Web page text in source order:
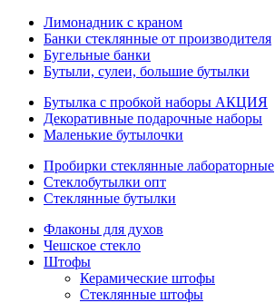
Лимонадник с краном
Банки стеклянные от производителя
Бугельные банки
Бутыли, сулеи, большие бутылки
Бутылка с пробкой наборы АКЦИЯ
Декоративные подарочные наборы
Маленькие бутылочки
Пробирки стеклянные лабораторные
Стеклобутылки опт
Стеклянные бутылки
Флаконы для духов
Чешское стекло
Штофы
Керамические штофы
Стеклянные штофы